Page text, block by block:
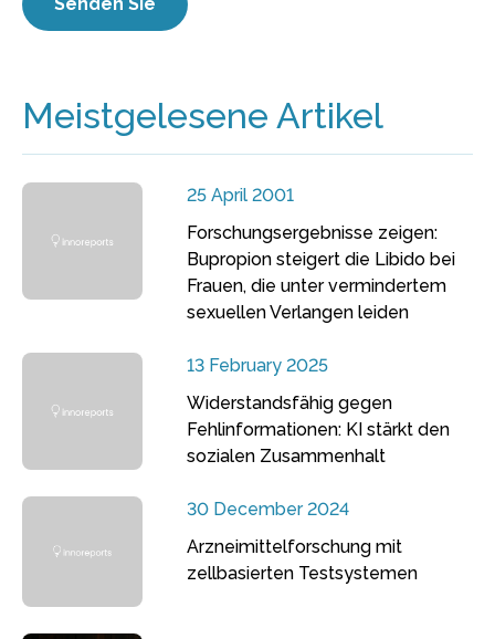
Meistgelesene Artikel
25 April 2001
Forschungsergebnisse zeigen:
Bupropion steigert die Libido bei
Frauen, die unter vermindertem
sexuellen Verlangen leiden
13 February 2025
Widerstandsfähig gegen
Fehlinformationen: KI stärkt den
sozialen Zusammenhalt
30 December 2024
Arzneimittelforschung mit
zellbasierten Testsystemen